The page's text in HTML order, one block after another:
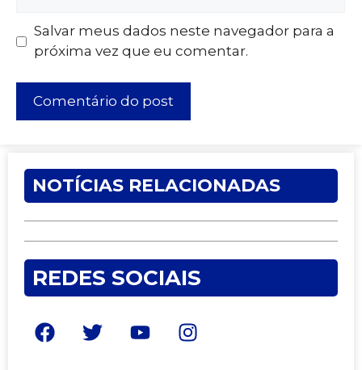
Salvar meus dados neste navegador para a
próxima vez que eu comentar.
NOTÍCIAS RELACIONADAS
REDES SOCIAIS